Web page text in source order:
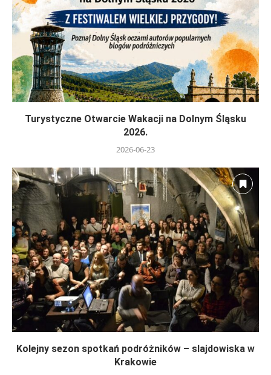
Turystyczne Otwarcie Wakacji na Dolnym Śląsku
2026.
2026-06-23
Kolejny sezon spotkań podróżników – slajdowiska w
Krakowie